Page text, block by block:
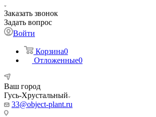
Заказать звонок
Задать вопрос
Войти
Корзина0
Отложенные0
Ваш город
Гусь-Хрустальный
33@object-plant.ru